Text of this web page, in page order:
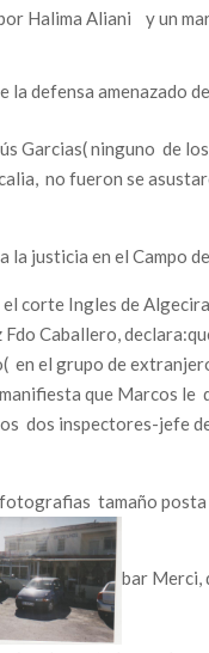
Halima Aliani y un
defensa amenazado
Garcias( ninguno
no fueron se
la justicia en el Campo
corte Ingles de
Caballero,
en el grupo de
que Marcos
dos inspectores-jefe
tamaño
bar